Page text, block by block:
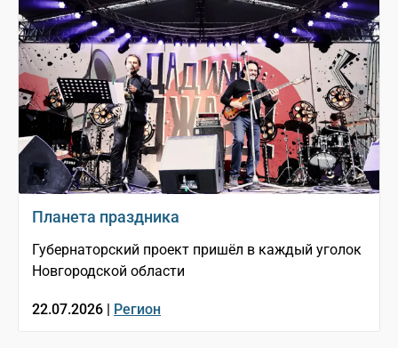
Планета праздника
Губернаторский проект пришёл в каждый уголок
Новгородской области
22.07.2026 | Регион